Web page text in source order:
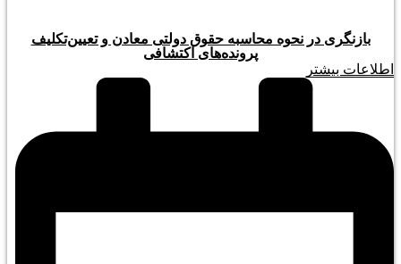
بازنگری در نحوه محاسبه حقوق دولتی معادن و تعیین‌تکلیف
پرونده‌های اکتشافی
اطلاعات بیشتر